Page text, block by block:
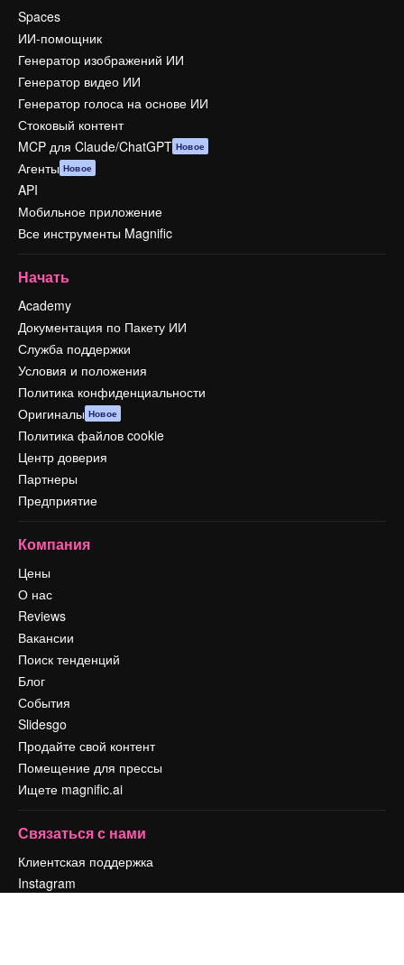
Spaces
ИИ-помощник
Генератор изображений ИИ
Генератор видео ИИ
Генератор голоса на основе ИИ
Стоковый контент
MCP для Claude/ChatGPT Новое
Агенты Новое
API
Мобильное приложение
Все инструменты Magnific
Начать
Academy
Документация по Пакету ИИ
Служба поддержки
Условия и положения
Политика конфиденциальности
Оригиналы Новое
Политика файлов cookie
Центр доверия
Партнеры
Предприятие
Компания
Цены
О нас
Reviews
Вакансии
Поиск тенденций
Блог
События
Slidesgo
Продайте свой контент
Помещение для прессы
Ищете magnific.ai
Связаться с нами
Клиентская поддержка
Instagram